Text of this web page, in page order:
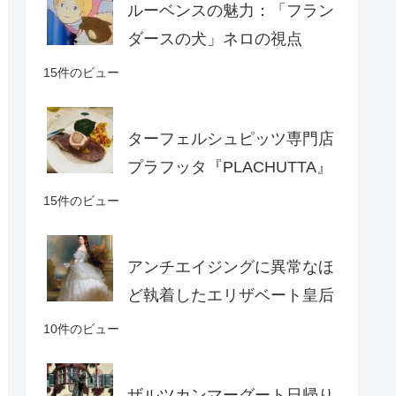
ルーベンスの魅力：「フラン
ダースの犬」ネロの視点
15件のビュー
ターフェルシュピッツ専門店
プラフッタ『PLACHUTTA』
15件のビュー
アンチエイジングに異常なほ
ど執着したエリザベート皇后
10件のビュー